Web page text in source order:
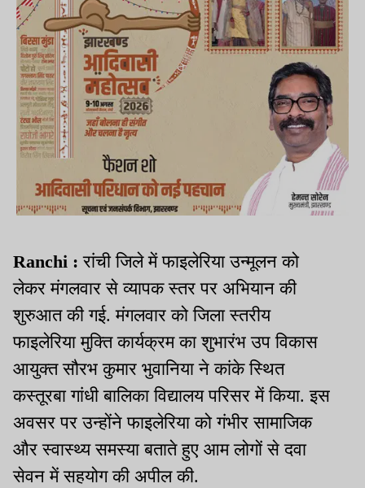
Ranchi : रांची जिले में फाइलेरिया उन्मूलन को
लेकर मंगलवार से व्यापक स्तर पर अभियान की
शुरुआत की गई. मंगलवार को जिला स्तरीय
फाइलेरिया मुक्ति कार्यक्रम का शुभारंभ उप विकास
आयुक्त सौरभ कुमार भुवानिया ने कांके स्थित
कस्तूरबा गांधी बालिका विद्यालय परिसर में किया. इस
अवसर पर उन्होंने फाइलेरिया को गंभीर सामाजिक
और स्वास्थ्य समस्या बताते हुए आम लोगों से दवा
सेवन में सहयोग की अपील की.